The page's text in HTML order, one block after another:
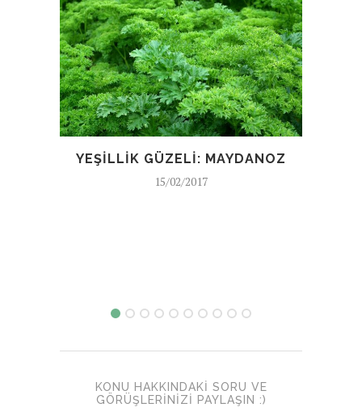
YEŞILLIK GÜZELI: MAYDANOZ
15/02/2017
KONU HAKKINDAKI SORU VE
GÖRÜŞLERINIZI PAYLAŞIN :)